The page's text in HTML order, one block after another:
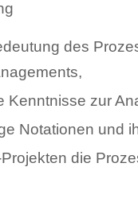
des
Kenntnisse zur
Notationen und
die